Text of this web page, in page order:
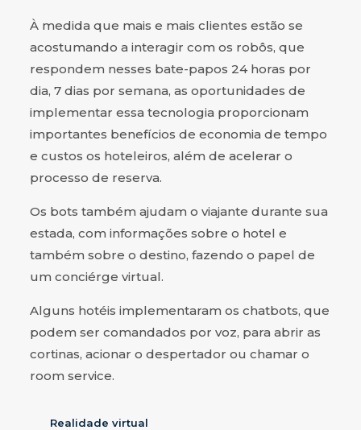
À medida que mais e mais clientes estão se
acostumando a interagir com os robôs, que
respondem nesses bate-papos 24 horas por
dia, 7 dias por semana, as oportunidades de
implementar essa tecnologia proporcionam
importantes benefícios de economia de tempo
e custos os hoteleiros, além de acelerar o
processo de reserva.
Os bots também ajudam o viajante durante sua
estada, com informações sobre o hotel e
também sobre o destino, fazendo o papel de
um conciérge virtual.
Alguns hotéis implementaram os chatbots, que
podem ser comandados por voz, para abrir as
cortinas, acionar o despertador ou chamar o
room service.
Realidade virtual